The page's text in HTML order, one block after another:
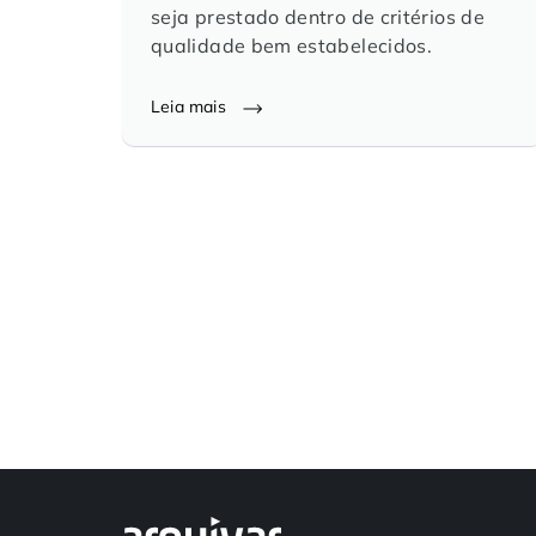
seja prestado dentro de critérios de
qualidade bem estabelecidos.
Leia mais